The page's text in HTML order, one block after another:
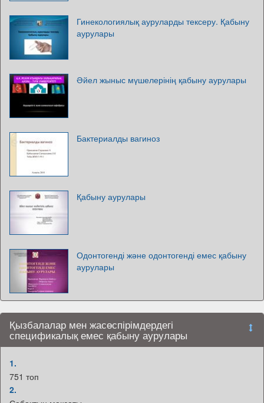
Гинекологиялық ауруларды тексеру. Қабыну
аурулары
Әйел жыныс мүшелерінің қабыну аурулары
Бактериалды вагиноз
Қабыну аурулары
Одонтогенді және одонтогенді емес қабыну
аурулары
Қызбалалар мен жасөспірімдердегі
спецификалық емес қабыну аурулары
1.
751 топ
2.